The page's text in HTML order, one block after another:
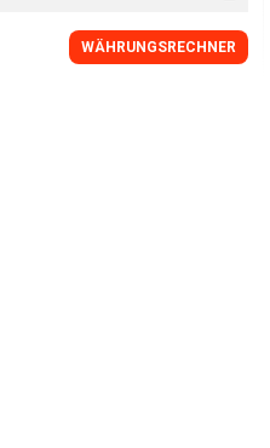
WÄHRUNGSRECHNER